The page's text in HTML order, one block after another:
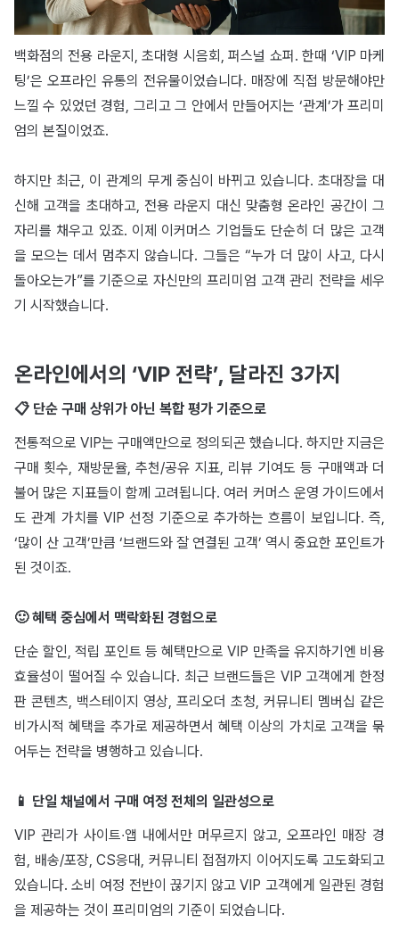
백화점의 전용 라운지, 초대형 시음회, 퍼스널 쇼퍼. 한때 ‘VIP 마케
팅’은 오프라인 유통의 전유물이었습니다. 매장에 직접 방문해야만
느낄 수 있었던 경험, 그리고 그 안에서 만들어지는 ‘관계’가 프리미
엄의 본질이었죠.
하지만 최근, 이 관계의 무게 중심이 바뀌고 있습니다. 초대장을 대
신해 고객을 초대하고, 전용 라운지 대신 맞춤형 온라인 공간이 그
자리를 채우고 있죠. 이제 이커머스 기업들도 단순히 더 많은 고객
을 모으는 데서 멈추지 않습니다. 그들은 “누가 더 많이 사고, 다시
돌아오는가”를 기준으로 자신만의 프리미엄 고객 관리 전략을 세우
기 시작했습니다.
온라인에서의 ‘VIP 전략’, 달라진 3가지
📋 단순 구매 상위가 아닌 복합 평가 기준으로
전통적으로 VIP는 구매액만으로 정의되곤 했습니다. 하지만 지금은
구매 횟수, 재방문율, 추천/공유 지표, 리뷰 기여도 등 구매액과 더
불어 많은 지표들이 함께 고려됩니다. 여러 커머스 운영 가이드에서
도 관계 가치를 VIP 선정 기준으로 추가하는 흐름이 보입니다. 즉,
‘많이 산 고객’만큼 ‘브랜드와 잘 연결된 고객’ 역시 중요한 포인트가
된 것이죠.
🙂 혜택 중심에서 맥락화된 경험으로
단순 할인, 적립 포인트 등 혜택만으로 VIP 만족을 유지하기엔 비용
효율성이 떨어질 수 있습니다. 최근 브랜드들은 VIP 고객에게 한정
판 콘텐츠, 백스테이지 영상, 프리오더 초청, 커뮤니티 멤버십 같은
비가시적 혜택을 추가로 제공하면서 혜택 이상의 가치로 고객을 묶
어두는 전략을 병행하고 있습니다.
📱 단일 채널에서 구매 여정 전체의 일관성으로
VIP 관리가 사이트∙앱 내에서만 머무르지 않고, 오프라인 매장 경
험, 배송/포장, CS응대, 커뮤니티 접점까지 이어지도록 고도화되고
있습니다. 소비 여정 전반이 끊기지 않고 VIP 고객에게 일관된 경험
을 제공하는 것이 프리미엄의 기준이 되었습니다.